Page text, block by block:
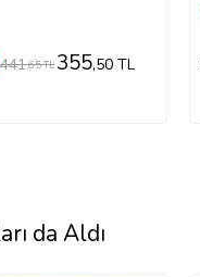
441,65 TL 355,50 TL
da Aldı